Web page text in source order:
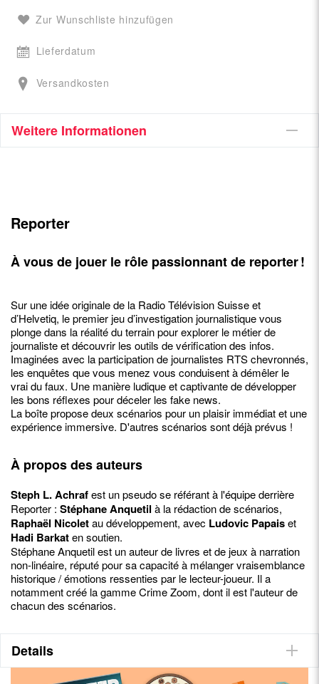
Zur Wunschliste hinzufügen
Lieferdatum
Versandkosten
Weitere Informationen
Reporter
À vous de jouer le rôle passionnant de reporter !
Sur une idée originale de la Radio Télévision Suisse et
d’Helvetiq, le premier jeu d’investigation journalistique vous
plonge dans la réalité du terrain pour explorer le métier de
journaliste et découvrir les outils de vérification des infos.
Imaginées avec la participation de journalistes RTS chevronnés,
les enquêtes que vous menez vous conduisent à démêler le
vrai du faux. Une manière ludique et captivante de développer
les bons réflexes pour déceler les fake news.
La boîte propose deux scénarios pour un plaisir immédiat et une
expérience immersive. D'autres scénarios sont déjà prévus !
À propos des auteurs
Steph L. Achrafest un pseudo se référant à l'équipe derrière
Reporter : Stéphane Anquetil à la rédaction de scénarios,
Raphaël Nicoletau développement, avec Ludovic Papaiset
Hadi Barkaten soutien.
Stéphane Anquetil est un auteur de livres et de jeux à narration
non-linéaire, réputé pour sa capacité à mélanger vraisemblance
historique / émotions ressenties par le lecteur-joueur. Il a
notamment créé la gamme Crime Zoom, dont il est l'auteur de
chacun des scénarios.
Details